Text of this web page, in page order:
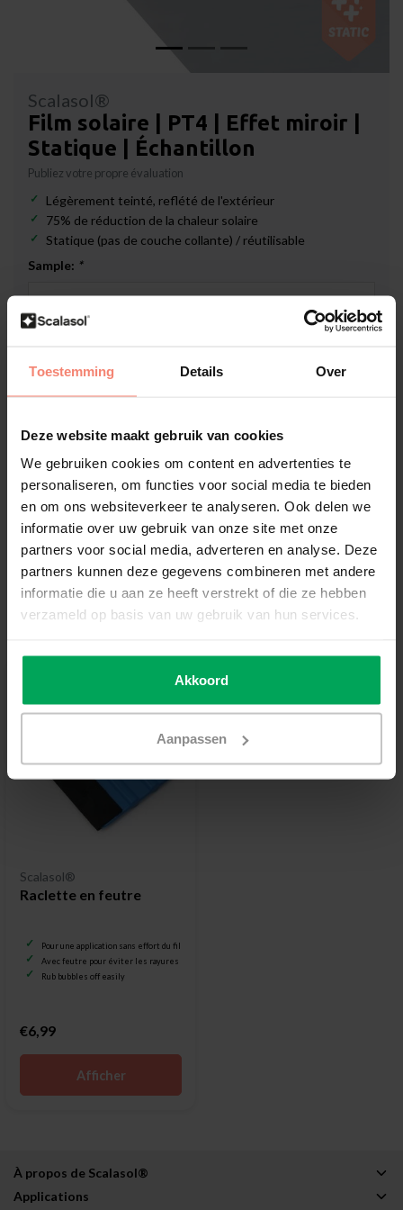
Toestemming Details Over
Deze website maakt gebruik van cookies
We gebruiken cookies om content en advertenties te
personaliseren, om functies voor social media te bieden
en om ons websiteverkeer te analyseren. Ook delen we
informatie over uw gebruik van onze site met onze
partners voor social media, adverteren en analyse. Deze
partners kunnen deze gegevens combineren met andere
informatie die u aan ze heeft verstrekt of die ze hebben
verzameld op basis van uw gebruik van hun services.
Akkoord
Aanpassen
Scalasol®
Film solaire | PT4 | Effet miroir |
Statique | Échantillon
Publiez votre propre évaluation
Légèrement teinté, reflété de l'extérieur
75% de réduction de la chaleur solaire
Statique (pas de couche collante) / réutilisable
Sample: *
Ajouter au panier
Film de vitrage de qualité professionnelle
Délai de rétractation de 14 jours
Délai de livraison de 3-5 jours ouvrables
Informations additionnelles? Neem contact met ons
op
Scalasol®
Raclette en feutre
Pour une application sans effort du film pour vitrage
Avec feutre pour éviter les rayures
Rub bubbles off easily
€6,99
Afficher
À propos de Scalasol®
Applications